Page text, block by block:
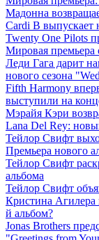
Мадонна
Cardi B выпускает
Twenty One Pilots
Мировая
Леди Гага дарит
нового сезона
Fifth Harmony
выступили на
Мэрайя Кэри
Lana Del Rey:
Тейлор Свифт
Премьера нового
Тейлор Свифт
альбома
Тейлор Свифт
Кристина Агилера
й альбом?
Jonas Brothers